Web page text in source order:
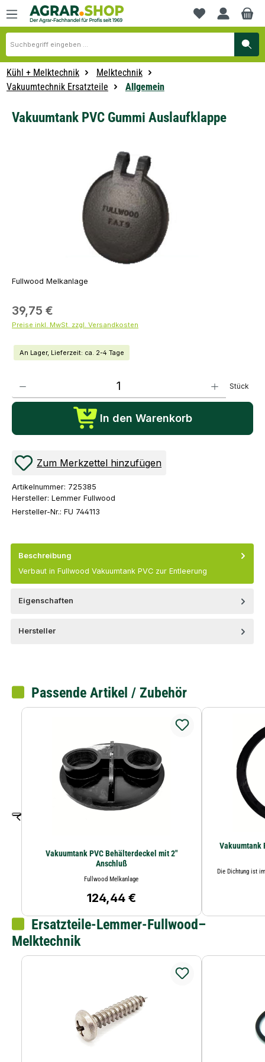
springen
Du hast 0
Kühl + Melktechnik
Melktechnik
Vakuumtechnik Ersatzteile
Allgemein
Vakuumtank PVC Gummi Auslaufklappe
Fullwood Melkanlage
39,75 €
Preise inkl. MwSt. zzgl. Versandkosten
An Lager, Lieferzeit: ca. 2-4 Tage
Stück
In den Warenkorb
Zum Merkzettel hinzufügen
Artikelnummer: 725385
Hersteller: Lemmer Fullwood
Hersteller-Nr.: FU 744113
Beschreibung
Verbaut in Fullwood Vakuumtank PVC zur Entleerung
Eigenschaften
Hersteller
Passende Artikel / Zubehör
Vakuumtank PVC Behälterdeckel mit 2"
Anschluß
Fullwood Melkanlage
Regulärer Preis:
124,44 €
Vakuumtank
Die Dichtung ist
Ersatzteile-Lemmer-Fullwood–
Melktechnik